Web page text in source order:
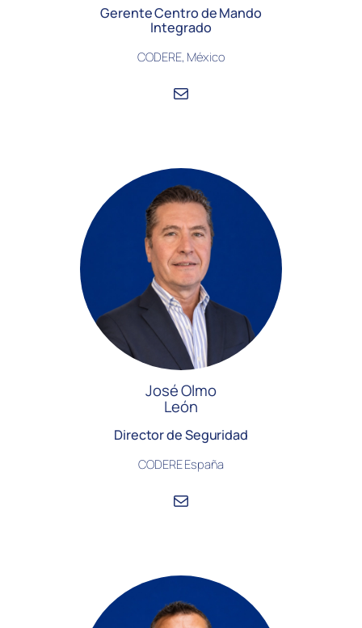
Gerente Centro de Mando
Integrado
CODERE, México
Correo electrónico
José Olmo
León
Director de Seguridad
CODERE España
Correo electrónico